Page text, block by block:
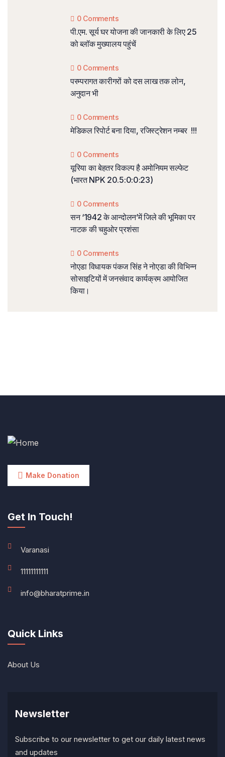
0 Comments
पी.एम. सूर्य घर योजना की जानकारी के लिए 25
को ब्लॉक मुख्यालय पहुंचें
0 Comments
परम्परागत कारीगरों को दस लाख तक लोन,
अनुदान भी
0 Comments
मेडिकल रिपोर्ट बना दिया, रजिस्ट्रेशन नम्बर !!!
0 Comments
यूरिया का बेहतर विकल्प है अमोनियम सल्फेट
(भारत NPK 20.5:0:0:23)
0 Comments
सन ‘1942 के आन्दोलन’में जिले की भूमिका पर
नाटक की चहुओर प्रशंसा
0 Comments
नोएडा विधायक पंकज सिंह ने नोएडा की विभिन्न
सोसाइटियों में जनसंवाद कार्यक्रम आयोजित
किया।
Make Donation
Get In Touch!
Varanasi
11111111111
info@bharatprime.in
Quick Links
About Us
Newsletter
Subscribe to our newsletter to get our daily latest news
and updates